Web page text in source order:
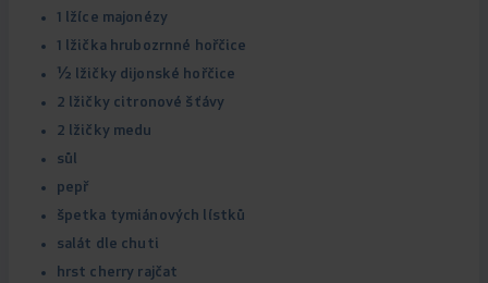
1 lžíce majonézy
1 lžička hrubozrnné hořčice
½ lžičky dijonské hořčice
2 lžičky citronové šťávy
2 lžičky medu
sůl
pepř
špetka tymiánových lístků
salát dle chuti
hrst cherry rajčat